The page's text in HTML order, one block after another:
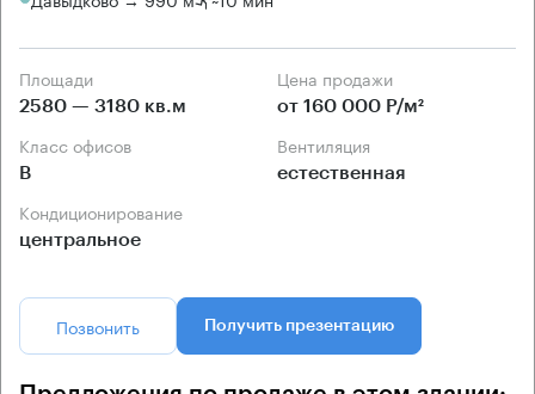
Площади
2580 — 3180 кв.м
Цена продажи
от 160 000 Р/м²
Класс офисов
B
Вентиляция
естественная
Кондиционирование
центральное
Позвонить Получить презентацию